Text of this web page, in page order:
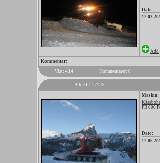
Dato:
Add
Kommentar:
Vist: 414
Kommentarer: 0
Bilde ID 27478
Maskin:
PB 600
Dato: